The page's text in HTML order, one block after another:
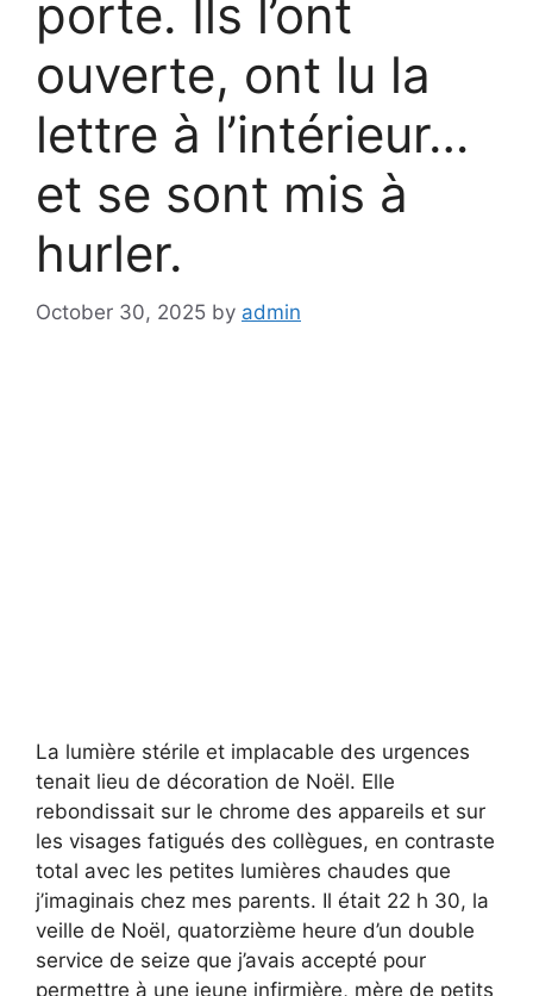
porte. Ils l’ont
ouverte, ont lu la
lettre à l’intérieur…
et se sont mis à
hurler.
October 30, 2025 by admin
La lumière stérile et implacable des urgences
tenait lieu de décoration de Noël. Elle
rebondissait sur le chrome des appareils et sur
les visages fatigués des collègues, en contraste
total avec les petites lumières chaudes que
j’imaginais chez mes parents. Il était 22 h 30, la
veille de Noël, quatorzième heure d’un double
service de seize que j’avais accepté pour
permettre à une jeune infirmière, mère de petits